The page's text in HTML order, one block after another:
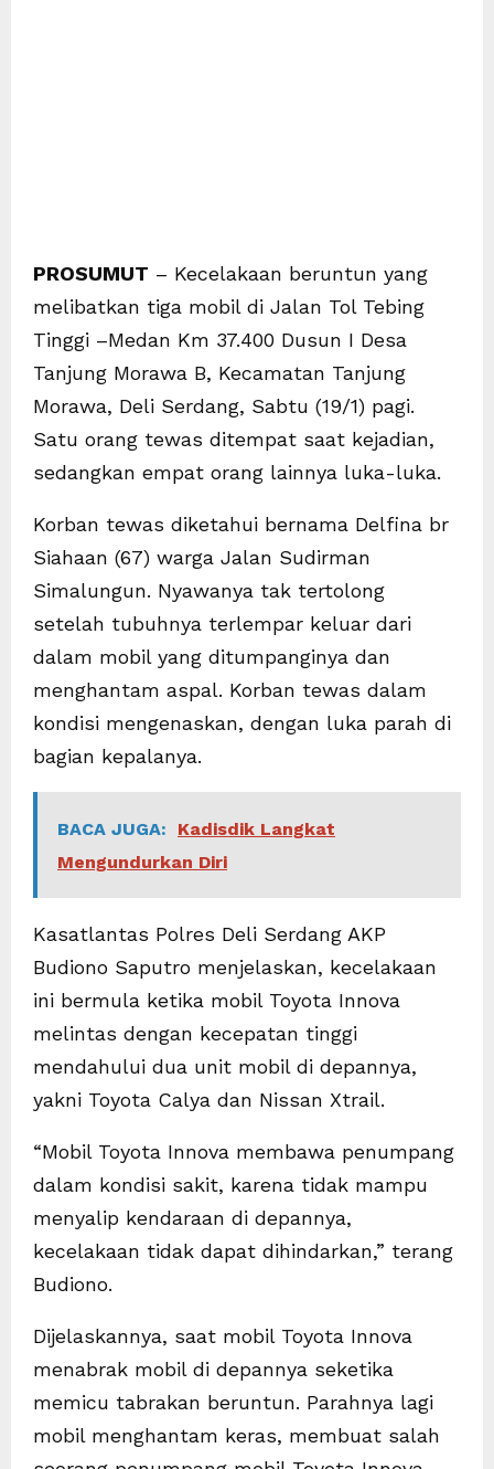
PROSUMUT – Kecelakaan beruntun yang
melibatkan tiga mobil di Jalan Tol Tebing
Tinggi –Medan Km 37.400 Dusun I Desa
Tanjung Morawa B, Kecamatan Tanjung
Morawa, Deli Serdang, Sabtu (19/1) pagi.
Satu orang tewas ditempat saat kejadian,
sedangkan empat orang lainnya luka-luka.
Korban tewas diketahui bernama Delfina br
Siahaan (67) warga Jalan Sudirman
Simalungun. Nyawanya tak tertolong
setelah tubuhnya terlempar keluar dari
dalam mobil yang ditumpanginya dan
menghantam aspal. Korban tewas dalam
kondisi mengenaskan, dengan luka parah di
bagian kepalanya.
BACA JUGA:
Kadisdik Langkat
Mengundurkan Diri
Kasatlantas Polres Deli Serdang AKP
Budiono Saputro menjelaskan, kecelakaan
ini bermula ketika mobil Toyota Innova
melintas dengan kecepatan tinggi
mendahului dua unit mobil di depannya,
yakni Toyota Calya dan Nissan Xtrail.
“Mobil Toyota Innova membawa penumpang
dalam kondisi sakit, karena tidak mampu
menyalip kendaraan di depannya,
kecelakaan tidak dapat dihindarkan,” terang
Budiono.
Dijelaskannya, saat mobil Toyota Innova
menabrak mobil di depannya seketika
memicu tabrakan beruntun. Parahnya lagi
mobil menghantam keras, membuat salah